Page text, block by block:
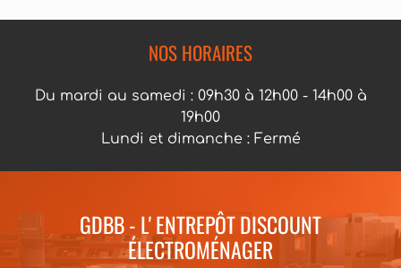
NOS HORAIRES
Du mardi au samedi : 09h30 à 12h00 - 14h00 à
19h00
Lundi et dimanche : Fermé
GDBB - L' ENTREPÔT DISCOUNT
ÉLECTROMÉNAGER